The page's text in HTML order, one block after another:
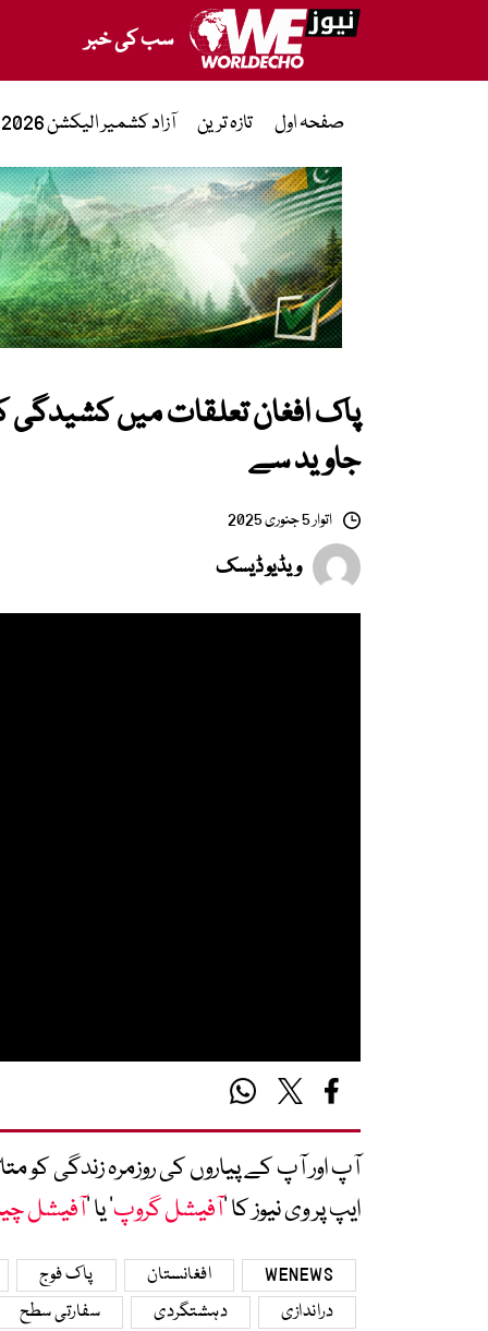
سب کی خبر
صفحہ اول تازہ ترین آزاد کشمیر الیکشن 2026
پاک افغان تعلقات میں کشیدگی
جاوید سے
اتوار 5 جنوری 2025
ویڈیو ڈیسک
آپ اور آپ کے پیاروں کی روزمرہ زندگی کو
ایپ پر وی نیوز کا ’آفیشل گروپ‘ یا ’آفیشل
WENEWS افغانستان
پاک فوج
دراندازی
دہشتگردی سفارتی سطح